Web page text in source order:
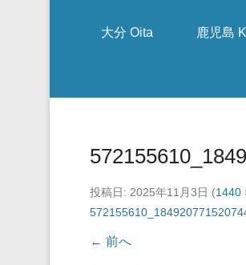
大分 Oita 鹿児島
投稿日: 2025年11月3日 (1440
← 前へ